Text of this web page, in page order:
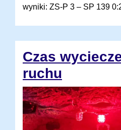
wyniki: ZS-P 3 – SP 139
Czas
ruchu